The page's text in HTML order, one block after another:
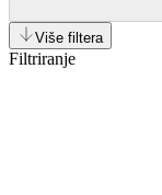
Više filtera
Filtriranje